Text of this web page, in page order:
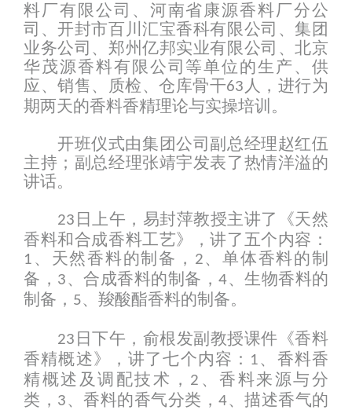
料厂有限公司、河南省康源香料厂分公
司、开封市百川汇宝香科有限公司、集团
业务公司、郑州亿邦实业有限公司、北京
华茂源香料有限公司等单位的生产、供
应、销售、质检、仓库骨干63 人，进行为
期两天的香料香精理论与实操培训。
开班仪式由集团公司副总经理赵红伍
主持；副总经理张靖宇发表了热情洋溢的
讲话。
23 日上午，易封萍教授主讲了《天然
香料和合成香料工艺》，讲了五个内容：
1 、天然香料的制备， 2、单体香料的制
备， 3、合成香料的制备， 4、生物香料的
制备， 5、羧酸酯香料的制备。
23 日下午，俞根发副教授课件《香料
香精概述》，讲了七个内容： 1、香料香
精概述及调配技术， 2 、香料来源与分
类， 3、香料的香气分类， 4、描述香气的